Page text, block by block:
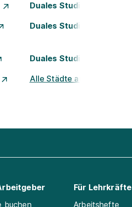
Duales Studium Essen
Duales Studium Kassel
Duales Studium Nürnberg
Alle Städte ansehen
buchen
Für Lehrkräfte
Arbeitshefte